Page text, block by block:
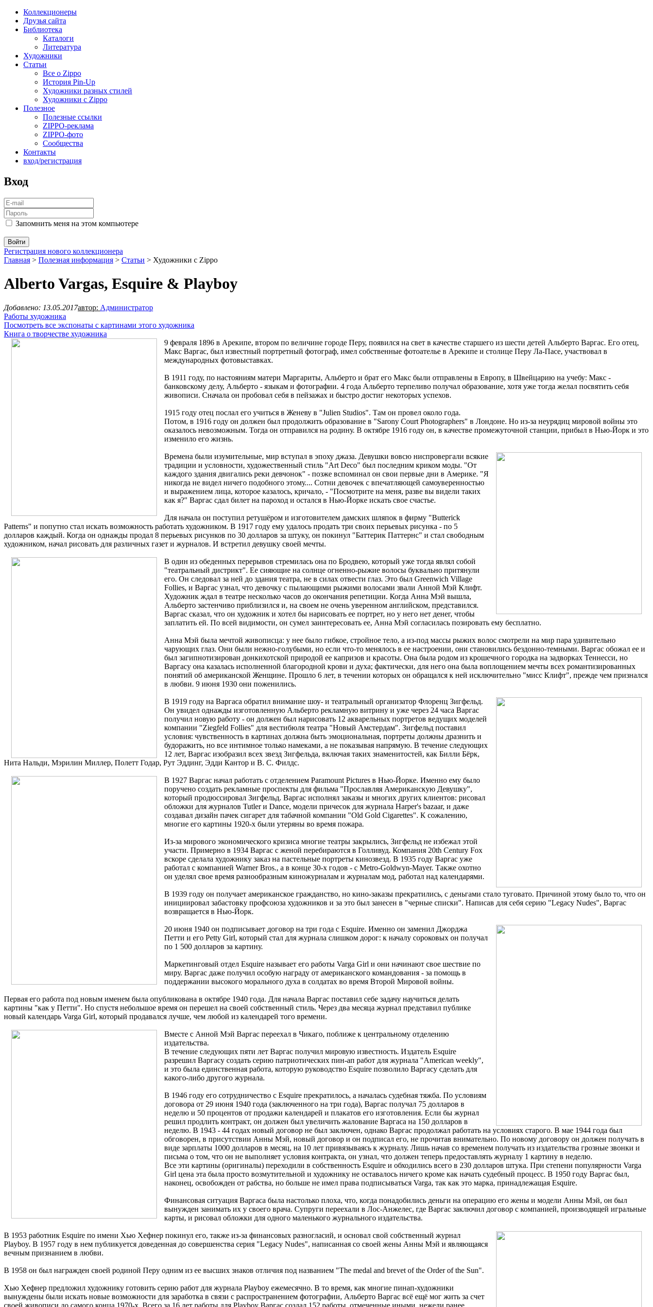
Коллекционеры
Друзья сайта
Библиотека
Каталоги
Литература
Художники
Статьи
Все о Zippo
История Pin-Up
Художники разных стилей
Художники с Zippo
Полезное
Полезные ссылки
ZIPPO-реклама
ZIPPO-фото
Сообщества
Контакты
вход/регистрация
Вход
Запомнить меня на этом компьютере
Регистрация нового коллекционера
Главная > Полезная информация > Статьи > Художники с Zippo
Alberto Vargas, Esquire & Playboy
Добавлено: 13.05.2017автор: Администратор
Работы художника
Посмотреть все экспонаты с картинами этого художника
Книга о творчестве художника
9 февраля 1896 в Арекипе, втором по величине городе Перу, появился на свет в качестве старшего из шести детей Альберто Варгас. Его отец,
Макс Варгас, был известный портретный фотограф, имел собственные фотоателье в Арекипе и столице Перу Ла-Пасе, участвовал в
международных фотовыставках.
В 1911 году, по настояниям матери Маргариты, Альберто и брат его Макс были отправлены в Европу, в Швейцарию на учебу: Макс -
банковскому делу, Альберто - языкам и фотографии. 4 года Альберто терпеливо получал образование, хотя уже тогда желал посвятить себя
живописи. Сначала он пробовал себя в пейзажах и быстро достиг некоторых успехов.
1915 году отец послал его учиться в Женеву в "Julien Studios". Там он провел около года.
Потом, в 1916 году он должен был продолжить образование в "Sarony Court Photographers" в Лондоне. Но из-за неурядиц мировой войны это
оказалось невозможным. Тогда он отправился на родину. В октябре 1916 году он, в качестве промежуточной станции, прибыл в Нью-Йорк и это
изменило его жизнь.
Времена были изумительные, мир вступал в эпоху джаза. Девушки вовсю ниспровергали всякие
традиции и условности, художественный стиль "Art Deco" был последним криком моды. "От
каждого здания двигались реки девчонок" - позже вспоминал он свои первые дни в Америке. "Я
никогда не видел ничего подобного этому.... Сотни девочек с впечатляющей самоуверенностью
и выражением лица, которое казалось, кричало, - "Посмотрите на меня, разве вы видели таких
как я?" Варгас сдал билет на пароход и остался в Нью-Йорке искать свое счастье.
Для начала он поступил ретушёром и изготовителем дамских шляпок в фирму "Butterick
Patterns" и попутно стал искать возможность работать художником. В 1917 году ему удалось продать три своих перьевых рисунка - по 5
долларов каждый. Когда он однажды продал 8 перьевых рисунков по 30 долларов за штуку, он покинул "Баттерик Паттернс" и стал свободным
художником, начал рисовать для различных газет и журналов. И встретил девушку своей мечты.
В один из обеденных перерывов стремилась она по Бродвею, который уже тогда являл собой
"театральный дистрикт". Ее сияющие на солнце огненно-рыжие волосы буквально притянули
его. Он следовал за ней до здания театра, не в силах отвести глаз. Это был Greenwich Village
Follies, и Варгас узнал, что девочку с пылающими рыжими волосами звали Анной Мэй Клифт.
Художник ждал в театре несколько часов до окончания репетиции. Когда Анна Мэй вышла,
Альберто застенчиво приблизился и, на своем не очень уверенном английском, представился.
Варгас сказал, что он художник и хотел бы нарисовать ее портрет, но у него нет денег, чтобы
заплатить ей. По всей видимости, он сумел заинтересовать ее, Анна Мэй согласилась позировать ему бесплатно.
Анна Мэй была мечтой живописца: у нее было гибкое, стройное тело, а из-под массы рыжих волос смотрели на мир пара удивительно
чарующих глаз. Они были нежно-голубыми, но если что-то менялось в ее настроении, они становились бездонно-темными. Варгас обожал ее и
был загипнотизирован донкихотской природой ее капризов и красоты. Она была родом из крошечного городка на задворках Теннесси, но
Варгасу она казалась исполненной благородной крови и духа; фактически, для него она была воплощением мечты всех романтизированных
понятий об американской Женщине. Прошло 6 лет, в течении которых он обращался к ней исключительно "мисс Клифт", прежде чем признался
в любви. 9 июня 1930 они поженились.
В 1919 году на Варгаса обратил внимание шоу- и театральный организатор Флоренц Зигфельд.
Он увидел однажды изготовленную Альберто рекламную витрину и уже через 24 часа Варгас
получил новую работу - он должен был нарисовать 12 акварельных портретов ведущих моделей
компании "Ziegfeld Follies" для вестибюля театра "Новый Амстердам". Зигфельд поставил
условия: чувственность в картинах должна быть эмоциональная, портреты должны дразнить и
будоражить, но все интимное только намеками, а не показывая напрямую. В течение следующих
12 лет, Варгас изобразил всех звезд Зигфельда, включая таких знаменитостей, как Билли Бёрк,
Нита Нальди, Мэрилин Миллер, Полетт Годар, Рут Эддинг, Эдди Кантор и В. С. Филдс.
В 1927 Варгас начал работать с отделением Paramount Pictures в Нью-Йорке. Именно ему было
поручено создать рекламные проспекты для фильма "Прославляя Американскую Девушку",
который продюссировал Зигфельд. Варгас исполнял заказы и многих других клиентов: рисовал
обложки для журналов Tutler и Dance, модели причесок для журнала Harper's bazaar, и даже
создавал дизайн пачек сигарет для табачной компании "Old Gold Cigarettes". К сожалению,
многие его картины 1920-х были утеряны во время пожара.
Из-за мирового экономического кризиса многие театры закрылись, Зигфельд не избежал этой
участи. Примерно в 1934 Варгас с женой перебираются в Голливуд. Компания 20th Century Fox
вскоре сделала художнику заказ на пастельные портреты кинозвезд. В 1935 году Варгас уже
работал с компанией Warner Bros., а в конце 30-х годов - с Metro-Goldwyn-Mayer. Также охотно
он уделял свое время разнообразным киножурналам и журналам мод, работал над календарями.
В 1939 году он получает американское гражданство, но кино-заказы прекратились, с деньгами стало туговато. Причиной этому было то, что он
инициировал забастовку профсоюза художников и за это был занесен в "черные списки". Написав для себя серию "Legacy Nudes", Варгас
возвращается в Нью-Йорк.
20 июня 1940 он подписывает договор на три года с Esquire. Именно он заменил Джорджа
Петти и его Petty Girl, который стал для журнала слишком дорог: к началу сороковых он получал
по 1 500 долларов за картину.
Маркетинговый отдел Esquire называет его работы Varga Girl и они начинают свое шествие по
миру. Варгас даже получил особую награду от американского командования - за помощь в
поддержании высокого морального духа в солдатах во время Второй Мировой войны.
Первая его работа под новым именем была опубликована в октябре 1940 года. Для начала Варгас поставил себе задачу научиться делать
картины "как у Петти". Но спустя небольшое время он перешел на своей собственный стиль. Через два месяца журнал представил публике
новый календарь Varga Girl, который продавался лучше, чем любой из календарей того времени.
Вместе с Анной Мэй Варгас переехал в Чикаго, поближе к центральному отделению
издательства.
В течение следующих пяти лет Варгас получил мировую известность. Издатель Esquire
разрешил Варгасу создать серию патриотических пин-ап работ для журнала "American weekly",
и это была единственная работа, которую руководство Esquire позволило Варгасу сделать для
какого-либо другого журнала.
В 1946 году его сотрудничество с Esquire прекратилось, а началась судебная тяжба. По условиям
договора от 29 июня 1940 года (заключенного на три года), Варгас получал 75 долларов в
неделю и 50 процентов от продажи календарей и плакатов его изготовления. Если бы журнал
решил продлить контракт, он должен был увеличить жалование Варгаса на 150 долларов в
неделю. В 1943 - 44 годах новый договор не был заключен, однако Варгас продолжал работать на условиях старого. В мае 1944 года был
обговорен, в присутствии Анны Мэй, новый договор и он подписал его, не прочитав внимательно. По новому договору он должен получать в
виде зарплаты 1000 долларов в месяц, на 10 лет привязываясь к журналу. Лишь начав со временем получать из издательства грозные звонки и
письма о том, что он не выполняет условия контракта, он узнал, что должен теперь предоставлять журналу 1 картину в неделю.
Все эти картины (оригиналы) переходили в собственность Esquire и обходились всего в 230 долларов штука. При степени популярности Varga
Girl цена эта была просто возмутительной и художнику не оставалось ничего кроме как начать судебный процесс. В 1950 году Варгас был,
наконец, освобожден от рабства, но больше не имел права подписываться Varga, так как это марка, принадлежащая Esquire.
Финансовая ситуация Варгаса была настолько плоха, что, когда понадобились деньги на операцию его жены и модели Анны Мэй, он был
вынужден занимать их у своего врача. Супруги переехали в Лос-Анжелес, где Варгас заключил договор с компанией, производящей игральные
карты, и рисовал обложки для одного маленького журнального издательства.
В 1953 работник Esquire по имени Хью Хефнер покинул его, также из-за финансовых разногласий, и основал свой собственный журнал
Playboy. В 1957 году в нем публикуется доведенная до совершенства серия "Legacy Nudes", написанная со своей жены Анны Мэй и являющаяся
вечным признанием в любви.
В 1958 он был награжден своей родиной Перу одним из ее высших знаков отличия под названием "The medal and brevet of the Order of the Sun".
Хью Хефнер предложил художнику готовить серию работ для журнала Playboy ежемесячно. В то время, как многие пинап-художники
вынуждены были искать новые возможности для заработка в связи с распространением фотографии, Альберто Варгас всё ещё мог жить за счет
своей живописи до самого конца 1970-х. Всего за 16 лет работы для Playboy Варгас создал 152 работы, отмеченные иными, нежели ранее,